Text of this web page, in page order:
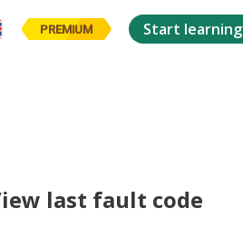
PREMIUM Start learning
last fault code